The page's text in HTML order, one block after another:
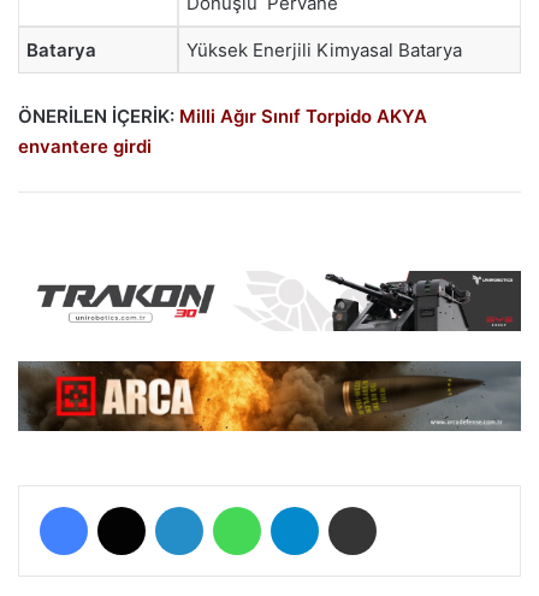
Batarya Yüksek Enerjili Kimyasal Batarya
ÖNERİLEN İÇERİK: Milli Ağır Sınıf Torpido AKYA
envantere girdi